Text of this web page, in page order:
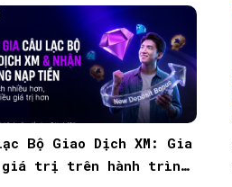
Bộ Giao Dịch XM: Gia
giá trị trên hành trình